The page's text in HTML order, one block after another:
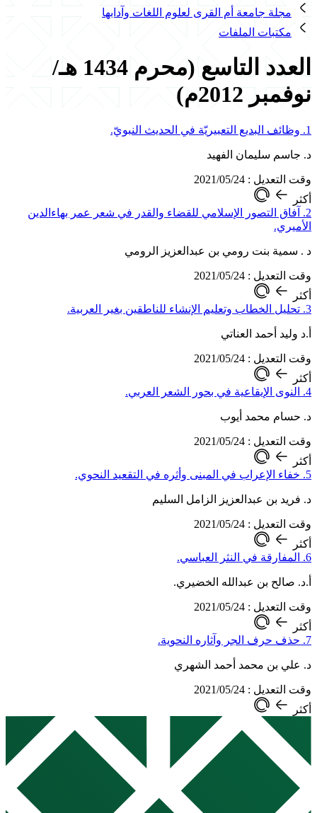
مجلة جامعة أم القرى لعلوم اللغات وآدابها
مكتبات الملفات
العدد التاسع (محرم 1434 هـ/
نوفمبر 2012م)
1. وظائف البديع التعبيريّة في الحديث النبويّ.
د. جاسم سليمان الفهيد
وقت التعديل : 2021/05/24
أكثر
2. آفاق التصور الإسلامي للقضاء والقدر في شعر عمر بهاءالدين
الأميري.
د . سمية بنت رومي بن عبدالعزيز الرومي
وقت التعديل : 2021/05/24
أكثر
3. تحليل الخطاب وتعليم الإنشاء للناطقين بغير العربية.
أ.د وليد أحمد العناتي
وقت التعديل : 2021/05/24
أكثر
4. النوى الإيقاعية في بحور الشعر العربي.
د. حسام محمد أيوب
وقت التعديل : 2021/05/24
أكثر
5. خفاء الإعراب في المبنى وأثره في التقعيد النحوي.
د. فريد بن عبدالعزيز الزامل السليم
وقت التعديل : 2021/05/24
أكثر
6. المفارقة في النثر العباسي.
أ.د. صالح بن عبدالله الخضيري.
وقت التعديل : 2021/05/24
أكثر
7. حذف حرف الجر وآثاره النحوية.
د. علي بن محمد أحمد الشهري
وقت التعديل : 2021/05/24
أكثر